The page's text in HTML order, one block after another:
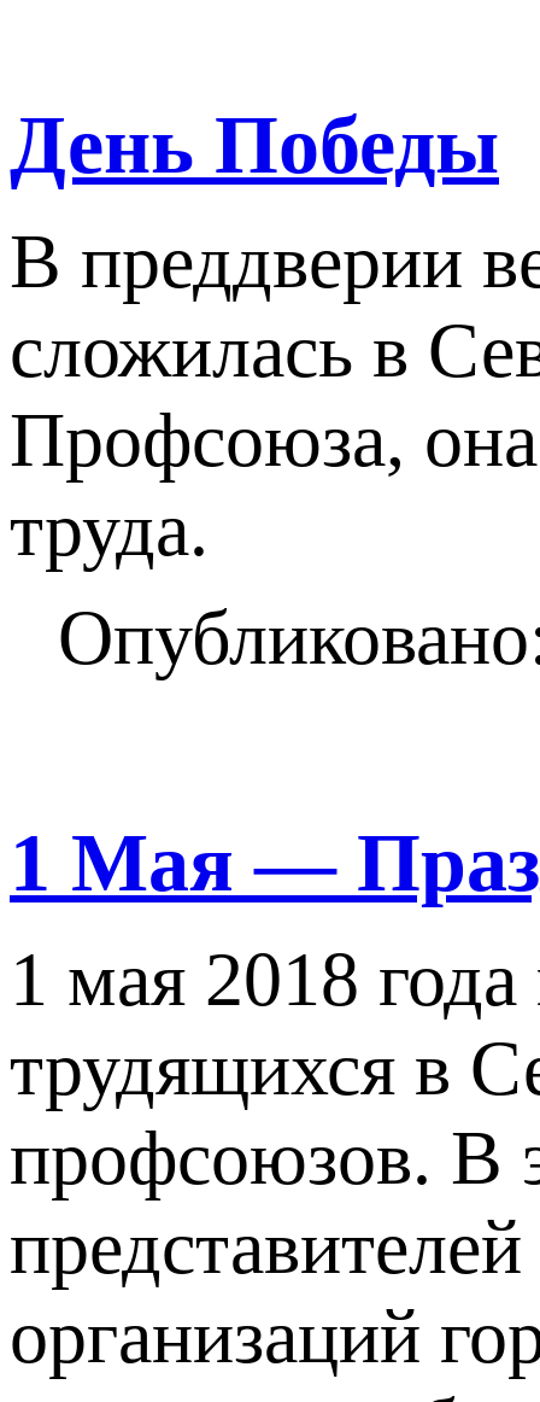
День Победы
В преддверии
сложилась в
Профсоюза, она
труда.
1 Мая —
1 мая 2018
трудящихся в
профсоюзов. В
организаций